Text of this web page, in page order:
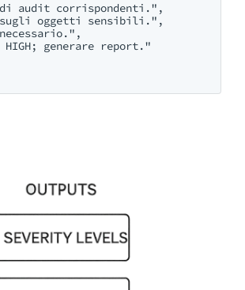
audit corrispondenti.",
oggetti sensibili.",
generare report."